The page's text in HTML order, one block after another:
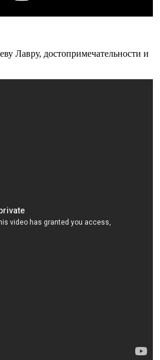
Лавру, достопримечательности и